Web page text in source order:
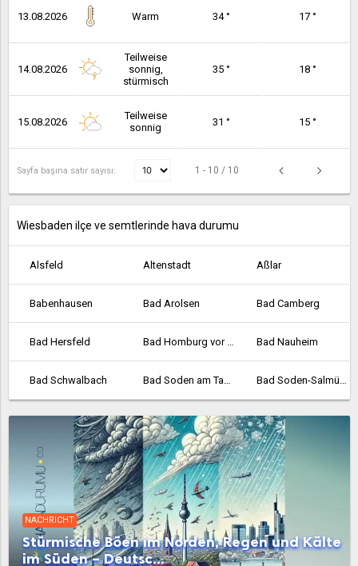
13.08.2026 Warm 34 ° 17 °
14.08.2026
Teilweise
sonnig,
stürmisch
35 ° 18 °
15.08.2026
Teilweise
sonnig
31 ° 15 °
Sayfa başına satır sayısı: 1 - 10 / 10
Wiesbaden ilçe ve semtlerinde hava durumu
Alsfeld Altenstadt Aßlar
Babenhausen Bad Arolsen Bad Camberg
Bad Hersfeld Bad Homburg vor der Höhe Bad Nauheim
Bad Schwalbach Bad Soden am Taunus Bad Soden-Salmünster
Bad Vilbel Bad Wildungen Baunatal
Bebra Bensheim Biedenkopf
Bischofsheim Bockenheim Borken
Bornheim Braunfels Bruchköbel
NACHRICHT
Stürmische Böen im Norden, Regen und Kälte
im Süden – Deutsc...